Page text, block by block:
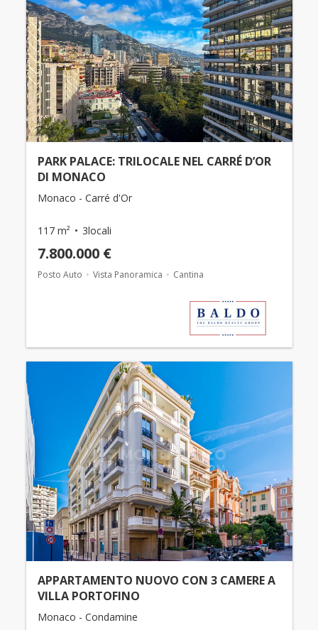
PARK PALACE: TRILOCALE NEL CARRÉ D’OR
DI MONACO
Monaco - Carré d'Or
117 m² 3locali
7.800.000 €
Posto Auto Vista Panoramica Cantina
APPARTAMENTO NUOVO CON 3 CAMERE A
VILLA PORTOFINO
Monaco - Condamine